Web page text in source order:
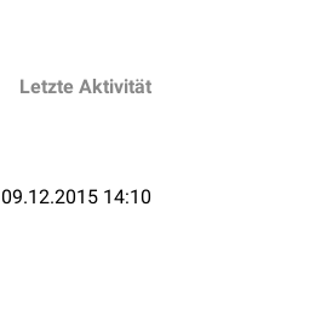
Letzte Aktivität
09.12.2015 14:10